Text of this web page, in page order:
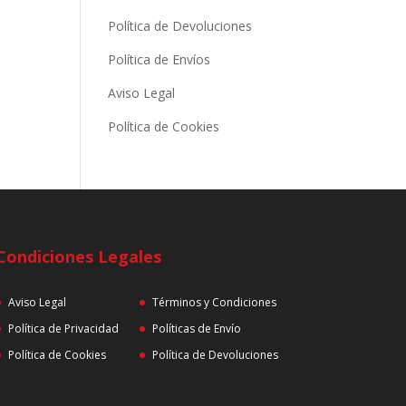
Política de Devoluciones
Política de Envíos
Aviso Legal
Política de Cookies
Legales
Aviso Legal
Política de Privacidad
Política de Cookies
Términos y Condiciones
Políticas de Envío
Política de Devoluciones